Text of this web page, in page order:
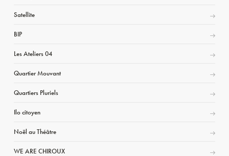
Satellite
BIP
Les Ateliers 04
Quartier Mouvant
Quartiers Pluriels
Ilo citoyen
Noël au Théâtre
WE ARE CHIROUX